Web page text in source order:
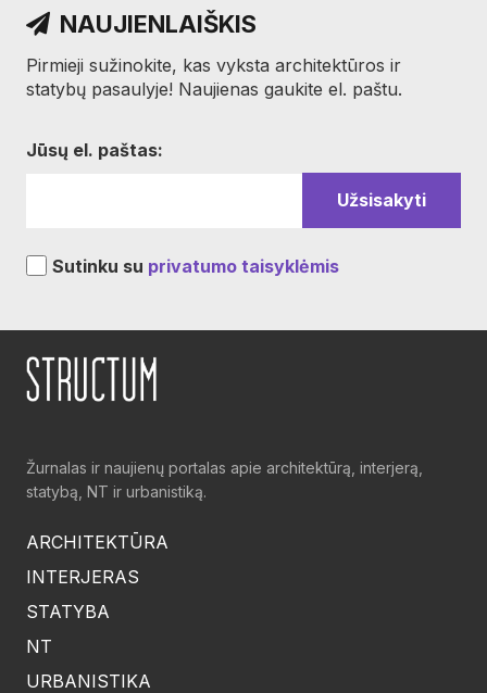
NAUJIENLAIŠKIS
Pirmieji sužinokite, kas vyksta architektūros ir
statybų pasaulyje! Naujienas gaukite el. paštu.
Jūsų el. paštas:
Sutinku su privatumo taisyklėmis
Žurnalas ir naujienų portalas apie architektūrą, interjerą,
statybą, NT ir urbanistiką.
ARCHITEKTŪRA
INTERJERAS
STATYBA
NT
URBANISTIKA